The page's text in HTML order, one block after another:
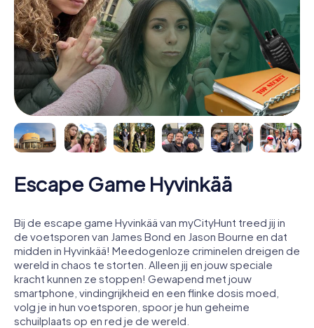
Escape Game Hyvinkää
Bij de escape game Hyvinkää van myCityHunt treed jij in
de voetsporen van James Bond en Jason Bourne en dat
midden in Hyvinkää! Meedogenloze criminelen dreigen de
wereld in chaos te storten. Alleen jij en jouw speciale
kracht kunnen ze stoppen! Gewapend met jouw
smartphone, vindingrijkheid en een flinke dosis moed,
volg je in hun voetsporen, spoor je hun geheime
schuilplaats op en red je de wereld.